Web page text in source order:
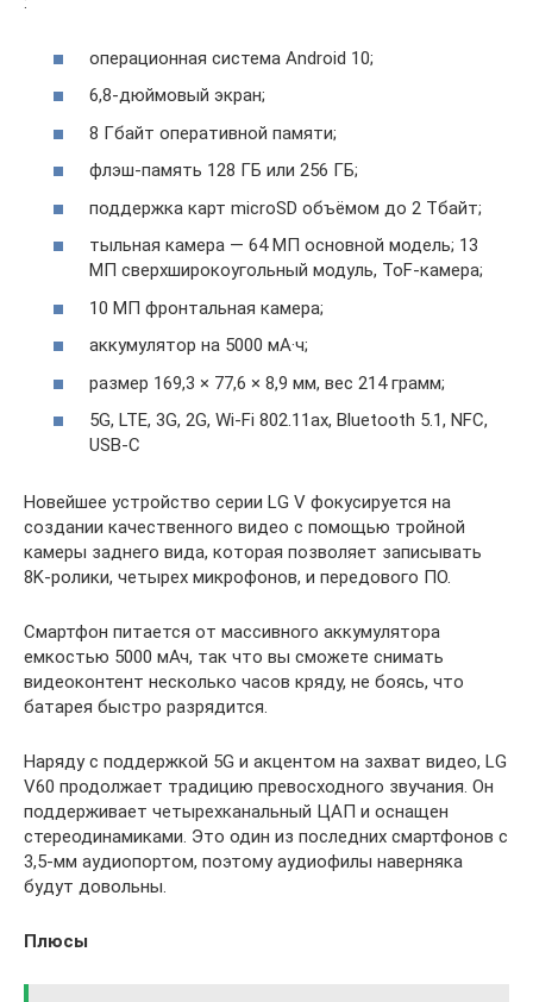
операционная система Android 10;
6,8-дюймовый экран;
8 Гбайт оперативной памяти;
флэш-память 128 ГБ или 256 ГБ;
поддержка карт microSD объёмом до 2 Тбайт;
тыльная камера — 64 МП основной модель; 13
МП сверхширокоугольный модуль, ToF-камера;
10 МП фронтальная камера;
аккумулятор на 5000 мА·ч;
размер 169,3 × 77,6 × 8,9 мм, вес 214 грамм;
5G, LTE, 3G, 2G, Wi-Fi 802.11ax, Bluetooth 5.1, NFC,
USB-C
Новейшее устройство серии LG V фокусируется на
создании качественного видео с помощью тройной
камеры заднего вида, которая позволяет записывать
8K-ролики, четырех микрофонов, и передового ПО.
Смартфон питается от массивного аккумулятора
емкостью 5000 мАч, так что вы сможете снимать
видеоконтент несколько часов кряду, не боясь, что
батарея быстро разрядится.
Наряду с поддержкой 5G и акцентом на захват видео, LG
V60 продолжает традицию превосходного звучания. Он
поддерживает четырехканальный ЦАП и оснащен
стереодинамиками. Это один из последних смартфонов с
3,5-мм аудиопортом, поэтому аудиофилы наверняка
будут довольны.
Плюсы